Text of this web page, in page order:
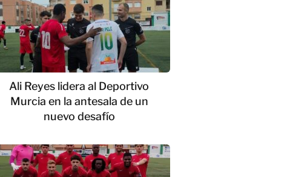
Ali Reyes lidera al Deportivo
Murcia en la antesala de un
nuevo desafío